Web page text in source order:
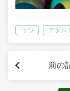
うつ アダル
前の